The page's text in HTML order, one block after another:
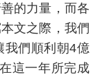
的力量，而各
文之際，我們
我們順利朝4億
這一年所完成